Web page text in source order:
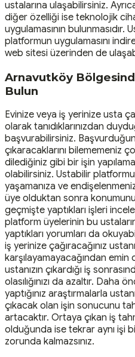
ustalarına ulaşabilirsiniz.
diğer özelliği ise teknolojik
uygulamasının bulunmasıdır.
platformun uygulamasını
web sitesi üzerinden de
Arnavutköy
Bulun
Evinize veya iş yerinize usta
olarak tanıdıklarınızdan
başvurabilirsiniz.
çıkaracaklarını bilememeniz
dilediğiniz gibi bir işin
olabilirsiniz. Ustabilir
yaşamanıza ve
üye olduktan sonra
geçmişte yaptıkları işleri
platform üyelerinin bu
yaptıkları yorumları da
iş yerinize çağıracağınız
karşılayamayacağından emin
ustanızın çıkardığı iş
olasılığınızı da azaltır. Daha
yaptığınız araştırmalarla
çıkacak olan işin sonucunu
artacaktır. Ortaya çıkan iş
olduğunda ise tekrar aynı işi
zorunda kalmazsınız.